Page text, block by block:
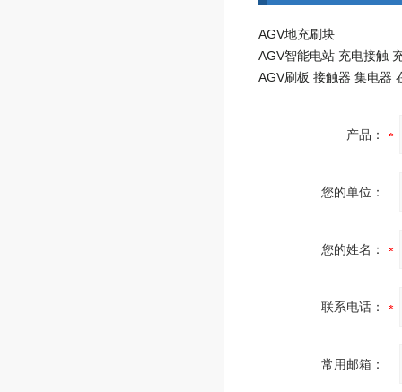
AGV地充刷块
产品：
您的单位：
您的姓名：
联系电话：
常用邮箱：